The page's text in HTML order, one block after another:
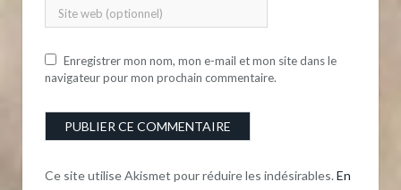
Enregistrer mon nom, mon e-mail et mon site dans le
navigateur pour mon prochain commentaire.
Ce site utilise Akismet pour réduire les indésirables. En